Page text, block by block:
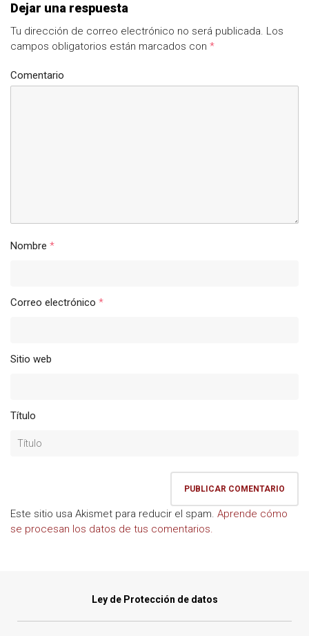
Dejar una respuesta
Tu dirección de correo electrónico no será publicada. Los
campos obligatorios están marcados con *
Comentario
Nombre *
Correo electrónico *
Sitio web
Título
Este sitio usa Akismet para reducir el spam. Aprende cómo
se procesan los datos de tus comentarios.
Ley de Protección de datos